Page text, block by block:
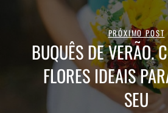
PRÓXIMO POST
BUQUÊS DE VERÃO.
FLORES IDEAIS
SEU